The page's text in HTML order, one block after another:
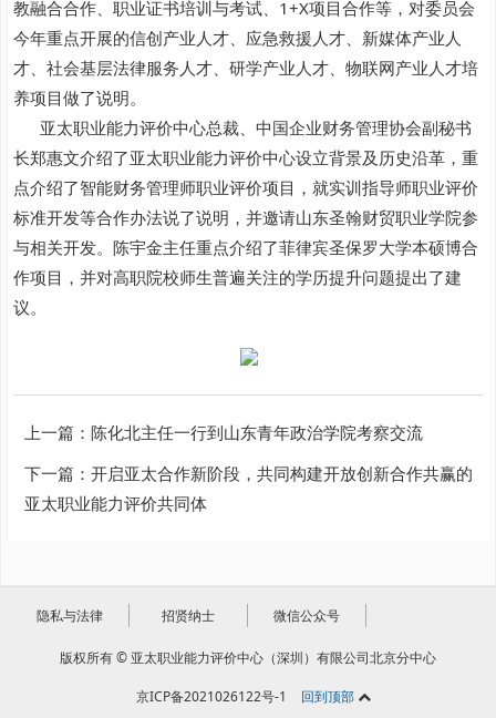
教融合合作、职业证书培训与考试、1+X项目合作等，对委员会
今年重点开展的信创产业人才、应急救援人才、新媒体产业人
才、社会基层法律服务人才、研学产业人才、物联网产业人才培
养项目做了说明。
亚太职业能力评价中心总裁、中国企业财务管理协会副秘书
长郑惠文介绍了亚太职业能力评价中心设立背景及历史沿革，重
点介绍了智能财务管理师职业评价项目，就实训指导师职业评价
标准开发等合作办法说了说明，并邀请山东圣翰财贸职业学院参
与相关开发。陈宇金主任重点介绍了菲律宾圣保罗大学本硕博合
作项目，并对高职院校师生普遍关注的学历提升问题提出了建
议。
上一篇： 陈化北主任一行到山东青年政治学院考察交流
下一篇： 开启亚太合作新阶段，共同构建开放创新合作共赢的
亚太职业能力评价共同体
隐私与法律 招贤纳士 微信公众号
版权所有 © 亚太职业能力评价中心（深圳）有限公司北京分中心
京ICP备2021026122号-1 回到顶部